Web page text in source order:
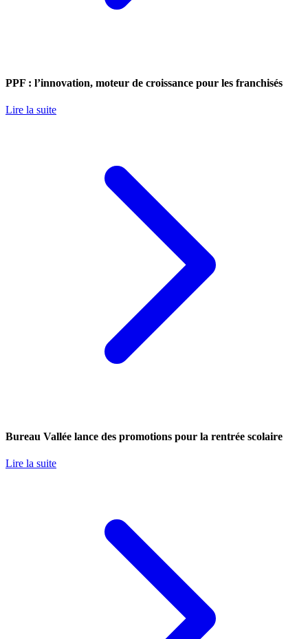
PPF : l’innovation, moteur de croissance pour les franchisés
Lire la suite
Bureau Vallée lance des promotions pour la rentrée scolaire
Lire la suite